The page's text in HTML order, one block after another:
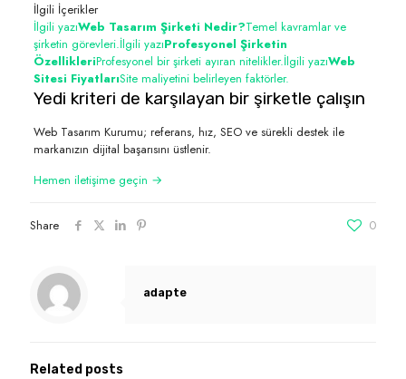
İlgili İçerikler
İlgili yazıWeb Tasarım Şirketi Nedir?Temel kavramlar ve
şirketin görevleri.İlgili yazıProfesyonel Şirketin
ÖzellikleriProfesyonel bir şirketi ayıran nitelikler.İlgili yazıWeb
Sitesi FiyatlarıSite maliyetini belirleyen faktörler.
Yedi kriteri de karşılayan bir şirketle çalışın
Web Tasarım Kurumu; referans, hız, SEO ve sürekli destek ile
markanızın dijital başarısını üstlenir.
Hemen iletişime geçin →
Share 0
adapte
Related posts